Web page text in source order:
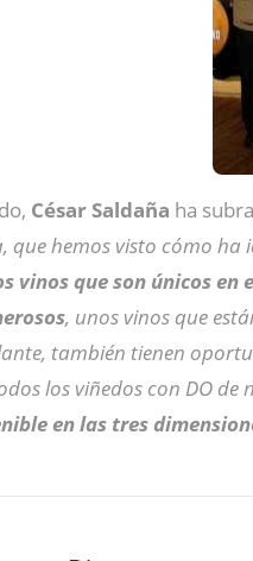
César Saldaña ha
que hemos visto cómo ha
vinos que son únicos en
, unos vinos que
también tienen
los viñedos con DO
en las tres